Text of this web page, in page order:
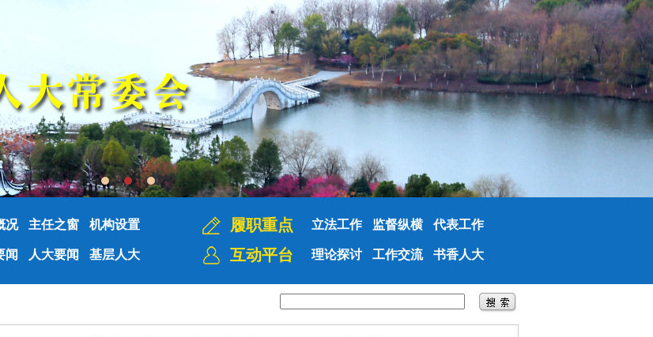
况 主任之窗 机构设置
闻 人大要闻 基层人大
履职重点 立法工作 监督纵横 代表工作
互动平台 理论探讨 工作交流 书香人大